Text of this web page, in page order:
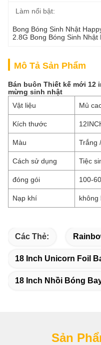
Làm nổi bật:
Bong Bóng Sinh Nhật
2.8G Bong Bóng Sinh Nhật
Mô Tả Sản Phẩm
Bán buôn Thiết kế mới 12
mừng sinh nhật
Vật liệu
Mủ
Kích thước
Màu Trắng
Cách sử dụng Tiệc
đóng gói 100-
Nạp khí không
Các Thẻ:
18 Inch Unicorn Foil
18 Inch Nhồi Bóng
Sản